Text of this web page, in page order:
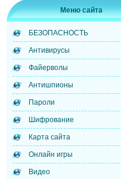
Меню сайта
БЕЗОПАСНОСТЬ
Антивирусы
Файерволы
Антишпионы
Пароли
Шифрование
Карта сайта
Онлайн игры
Видео